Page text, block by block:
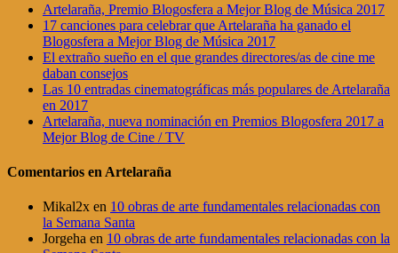
Artelaraña, Premio Blogosfera a Mejor Blog de Música 2017
17 canciones para celebrar que Artelaraña ha ganado el
Blogosfera a Mejor Blog de Música 2017
El extraño sueño en el que grandes directores/as de cine me
daban consejos
Las 10 entradas cinematográficas más populares de Artelaraña
en 2017
Artelaraña, nueva nominación en Premios Blogosfera 2017 a
Mejor Blog de Cine / TV
Comentarios en Artelaraña
Mikal2x en 10 obras de arte fundamentales relacionadas con
la Semana Santa
Jorgeha en 10 obras de arte fundamentales relacionadas con la